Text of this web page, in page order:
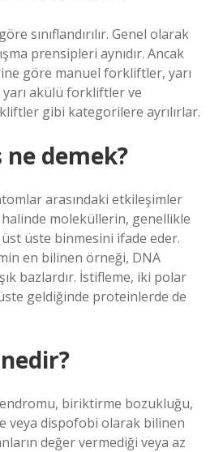
sınıflandırılır. Genel olarak
prensipleri aynıdır. Ancak
göre manuel forkliftler, yarı
akülü forkliftler ve
gibi kategorilere ayrılırlar.
demek?
arasındaki etkileşimler
moleküllerin, genellikle
üste binmesini ifade eder.
en bilinen örneği, DNA
bazlardır. İstifleme, iki polar
geldiğinde proteinlerde de
biriktirme bozukluğu,
veya dispofobi olarak bilinen
değer vermediği veya az